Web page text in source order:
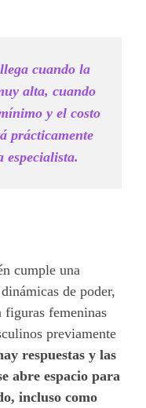
cuando la
alta, cuando
y el costo
prácticamente
especialista.
cumple una
de poder,
figuras femeninas
previamente
respuestas y las
abre espacio para
incluso como